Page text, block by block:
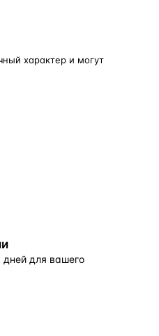
характер и могут
дней для вашего